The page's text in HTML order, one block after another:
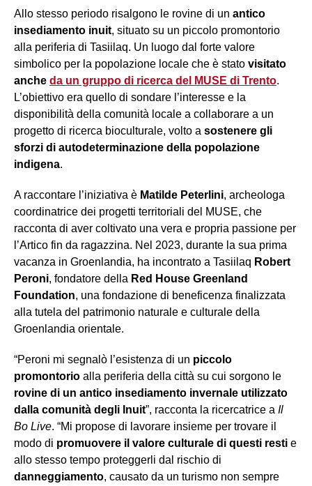
Allo stesso periodo risalgono le rovine di un antico
insediamento inuit, situato su un piccolo promontorio
alla periferia di Tasiilaq. Un luogo dal forte valore
simbolico per la popolazione locale che è stato visitato
anche da un gruppo di ricerca del MUSE di Trento.
L’obiettivo era quello di sondare l’interesse e la
disponibilità della comunità locale a collaborare a un
progetto di ricerca bioculturale, volto a sostenere gli
sforzi di autodeterminazione della popolazione
indigena.
A raccontare l’iniziativa è Matilde Peterlini, archeologa
coordinatrice dei progetti territoriali del MUSE, che
racconta di aver coltivato una vera e propria passione per
l’Artico fin da ragazzina. Nel 2023, durante la sua prima
vacanza in Groenlandia, ha incontrato a Tasiilaq Robert
Peroni, fondatore della Red House Greenland
Foundation, una fondazione di beneficenza finalizzata
alla tutela del patrimonio naturale e culturale della
Groenlandia orientale.
“Peroni mi segnalò l’esistenza di un piccolo
promontorio alla periferia della città su cui sorgono le
rovine di un antico insediamento invernale utilizzato
dalla comunità degli Inuit”, racconta la ricercatrice a Il
Bo Live. “Mi propose di lavorare insieme per trovare il
modo di promuovere il valore culturale di questi resti e
allo stesso tempo proteggerli dal rischio di
danneggiamento, causato da un turismo non sempre